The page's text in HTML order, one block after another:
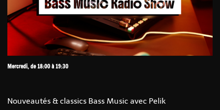
Mercredi, de 18:00 à 19:30
Nouveautés & classics Bass Music avec Pelik